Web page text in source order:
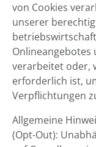
von Cookies
unserer
Onlineangebotes
verarbeitet oder,
erforderlich ist,
Verpflichtungen
Allgemeine
(Opt-Out):